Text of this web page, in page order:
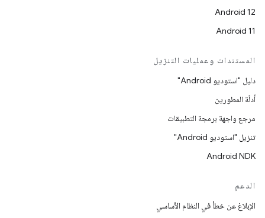
Android 12
Android 11
المستندات وعمليات التنزيل
دليل "استوديو Android"
أدلّة المطورين
مرجع واجهة برمجة التطبيقات
تنزيل "استوديو Android"
Android NDK
الدعم
الإبلاغ عن خطأ في النظام الأساسي